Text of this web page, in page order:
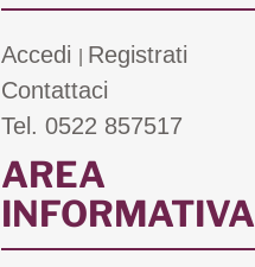
Accedi
Registrati
Contattaci
Tel. 0522 857517
AREA
INFORMATIVA